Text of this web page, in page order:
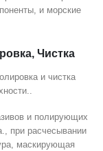
и морские
Чистка
и чистка
и полирующих
при расчесывании
маскирующая